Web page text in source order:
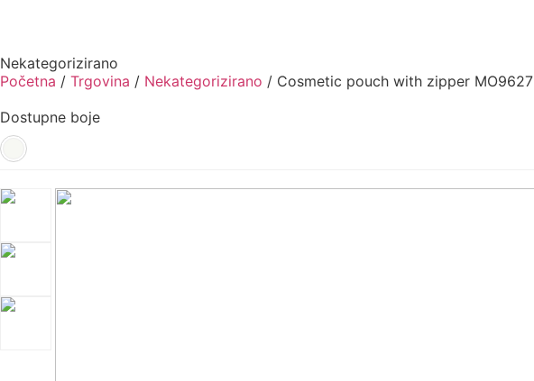
Nekategorizirano
Početna / Trgovina / Nekategorizirano / Cosmetic pouch with zipper MO9627
Dostupne boje